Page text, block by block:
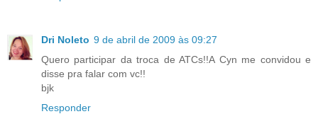
Dri Noleto 9 de abril de 2009 às 09:27
Quero participar da troca de ATCs!!A Cyn me convidou e
disse pra falar com vc!!
bjk
Responder